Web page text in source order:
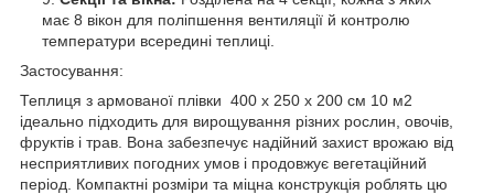
має 8 вікон для поліпшення вентиляції й контролю
температури всередині теплиці.
Застосування:
Теплиця з армованої плівки 400 х 250 х 200 см 10 м2
ідеально підходить для вирощування різних рослин, овочів,
фруктів і трав. Вона забезпечує надійний захист врожаю від
несприятливих погодних умов і продовжує вегетаційний
період. Компактні розміри та міцна конструкція роблять цю